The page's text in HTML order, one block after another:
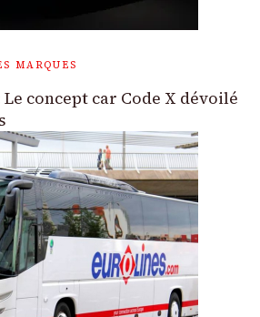
MARQUES
concept car Code X dévoilé